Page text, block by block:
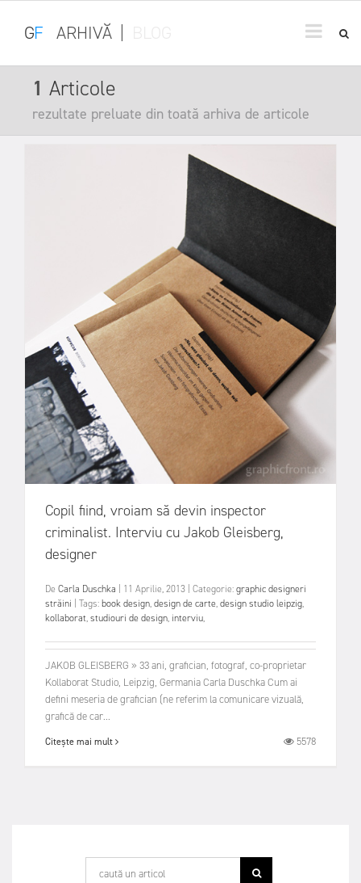
GF ARHIVĂ
1 Articole
rezultate preluate din toată arhiva de articole
Copil fiind, vroiam să devin inspector
criminalist. Interviu cu Jakob Gleisberg,
designer
De Carla Duschka 11 Aprilie, 2013 Categorie:graphic designeri
străini
Tags:book design,design de carte,design studio leipzig,
kollaborat,studiouri de design, interviu,
JAKOB GLEISBERG » 33 ani, grafician, fotograf, co-proprietar
Kollaborat Studio, Leipzig, Germania Carla Duschka Cum ai
defini meseria de grafician (ne referim la comunicare vizuală,
grafică de car...
Citește mai mult 5578